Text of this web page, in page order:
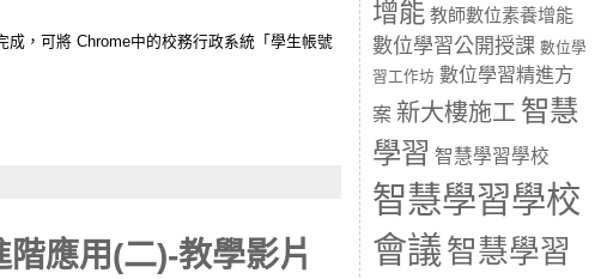
，可將 Chrome中的校務行政系統「學生帳號
應用(二)-教學影片
增能 教師數位素養增能
數位學習公開授課 數位學
習工作坊 數位學習精進方
案 新大樓施工 智慧
學習 智慧學習學校
智慧學習學校
會議 智慧學習